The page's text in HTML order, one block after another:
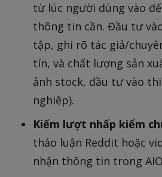
từ lúc người dùng vào
thông tin cần. Đầu tư
tập, ghi rõ tác giả/
tín, và chất lượng sản
ảnh stock, đầu tư vào
nghiệp).
Kiếm lượt nhấp kiểm
thảo luận Reddit hoặc
nhận thông tin trong